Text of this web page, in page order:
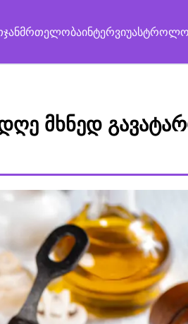
ჯანმრთელობაინტერვიუ
მხნედ